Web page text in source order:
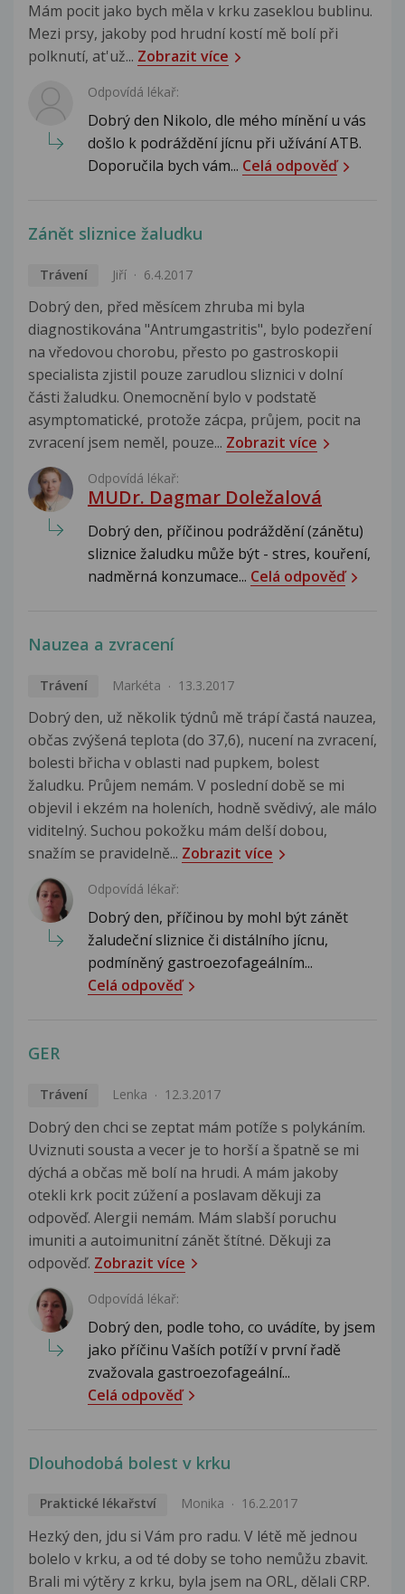
Mám pocit jako bych měla v krku zaseklou bublinu.
Mezi prsy, jakoby pod hrudní kostí mě bolí při
polknutí, at'už... Zobrazit více
Odpovídá lékař:
Dobrý den Nikolo, dle mého mínění u vás
došlo k podráždění jícnu při užívání ATB.
Doporučila bych vám... Celá odpověď
Zánět sliznice žaludku
Trávení Jiří 6.4.2017
Dobrý den, před měsícem zhruba mi byla
diagnostikována "Antrumgastritis", bylo podezření
na vředovou chorobu, přesto po gastroskopii
specialista zjistil pouze zarudlou sliznici v dolní
části žaludku. Onemocnění bylo v podstatě
asymptomatické, protože zácpa, průjem, pocit na
zvracení jsem neměl, pouze... Zobrazit více
Odpovídá lékař:
MUDr. Dagmar Doležalová
Dobrý den, příčinou podráždění (zánětu)
sliznice žaludku může být - stres, kouření,
nadměrná konzumace... Celá odpověď
Nauzea a zvracení
Trávení Markéta 13.3.2017
Dobrý den, už několik týdnů mě trápí častá nauzea,
občas zvýšená teplota (do 37,6), nucení na zvracení,
bolesti břicha v oblasti nad pupkem, bolest
žaludku. Průjem nemám. V poslední době se mi
objevil i ekzém na holeních, hodně svědivý, ale málo
viditelný. Suchou pokožku mám delší dobou,
snažím se pravidelně... Zobrazit více
Odpovídá lékař:
Dobrý den, příčinou by mohl být zánět
žaludeční sliznice či distálního jícnu,
podmíněný gastroezofageálním...
Celá odpověď
GER
Trávení Lenka 12.3.2017
Dobrý den chci se zeptat mám potíže s polykáním.
Uviznuti sousta a vecer je to horší a špatně se mi
dýchá a občas mě bolí na hrudi. A mám jakoby
otekli krk pocit zúžení a poslavam děkuji za
odpověď. Alergii nemám. Mám slabší poruchu
imuniti a autoimunitní zánět štítné. Děkuji za
odpověď. Zobrazit více
Odpovídá lékař:
Dobrý den, podle toho, co uvádíte, by jsem
jako příčinu Vaších potíží v první řadě
zvažovala gastroezofageální...
Celá odpověď
Dlouhodobá bolest v krku
Praktické lékařství Monika 16.2.2017
Hezký den, jdu si Vám pro radu. V létě mě jednou
bolelo v krku, a od té doby se toho nemůžu zbavit.
Brali mi výtěry z krku, byla jsem na ORL, dělali CRP.